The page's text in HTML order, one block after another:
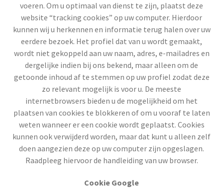
voeren. Om u optimaal van dienst te zijn, plaatst deze
website “tracking cookies” op uw computer. Hierdoor
kunnen wij u herkennen en informatie terug halen over uw
eerdere bezoek. Het profiel dat van u wordt gemaakt,
wordt niet gekoppeld aan uw naam, adres, e-mailadres en
dergelijke indien bij ons bekend, maar alleen om de
getoonde inhoud af te stemmen op uw profiel zodat deze
zo relevant mogelijk is voor u. De meeste
internetbrowsers bieden u de mogelijkheid om het
plaatsen van cookies te blokkeren of om u vooraf te laten
weten wanneer er een cookie wordt geplaatst. Cookies
kunnen ook verwijderd worden, maar dat kunt u alleen zelf
doen aangezien deze op uw computer zijn opgeslagen.
Raadpleeg hiervoor de handleiding van uw browser.
Cookie Google